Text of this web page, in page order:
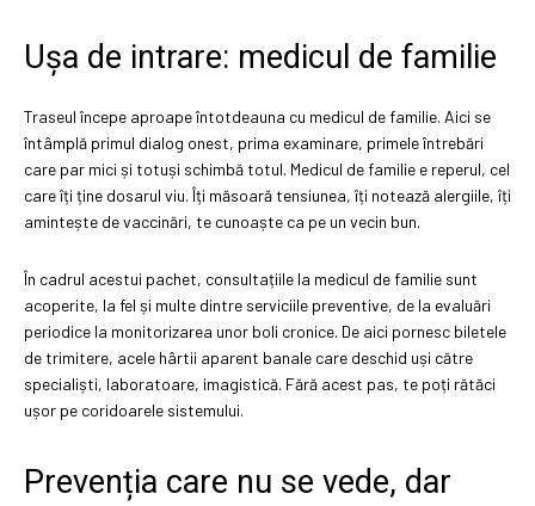
Ușa de intrare: medicul de familie
Traseul începe aproape întotdeauna cu medicul de familie. Aici se
întâmplă primul dialog onest, prima examinare, primele întrebări
care par mici și totuși schimbă totul. Medicul de familie e reperul, cel
care îți ține dosarul viu. Îți măsoară tensiunea, îți notează alergiile, îți
amintește de vaccinări, te cunoaște ca pe un vecin bun.
În cadrul acestui pachet, consultațiile la medicul de familie sunt
acoperite, la fel și multe dintre serviciile preventive, de la evaluări
periodice la monitorizarea unor boli cronice. De aici pornesc biletele
de trimitere, acele hârtii aparent banale care deschid uși către
specialiști, laboratoare, imagistică. Fără acest pas, te poți rătăci
ușor pe coridoarele sistemului.
Prevenția care nu se vede, dar